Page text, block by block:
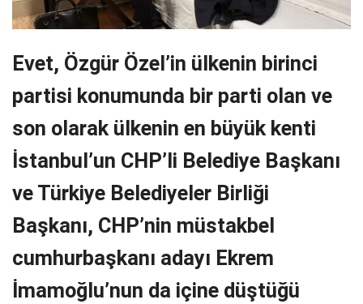
Evet, Özgür Özel’in ülkenin birinci
partisi konumunda bir parti olan ve
son olarak ülkenin en büyük kenti
İstanbul’un CHP’li Belediye Başkanı
ve Türkiye Belediyeler Birliği
Başkanı, CHP’nin müstakbel
cumhurbaşkanı adayı Ekrem
İmamoğlu’nun da içine düştüğü